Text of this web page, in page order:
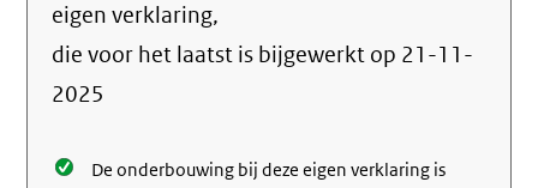
over
eigen verklaring,
die voor het laatst is bijgewerkt op 21-11-
2025
De onderbouwing bij deze eigen verklaring is